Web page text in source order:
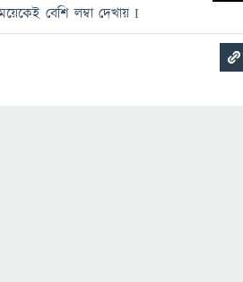
বেশি লম্বা দেখায় I